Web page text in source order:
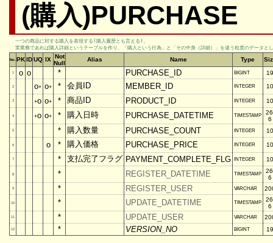
(購入)PURCHASE
一つの商品に対する購入を表現する(購入履歴とも言える)。
実業務であれば購入詳細というテーブルを作り、「購入という行為」と「その中身（詳細）」を違う粒度のデータ
No. PK ID UQ IX
Not
Null
Alias Name Type
1 o o * PURCHASE_ID BIGINT 19
2 o+ o+ * 会員ID MEMBER_ID INTEGER 10
3 +o o+ * 商品ID PRODUCT_ID INTEGER 10
4 +o o+ * 購入日時 PURCHASE_DATETIME TIMESTAMP
6
5 * 購入数量 PURCHASE_COUNT INTEGER 10
6 o * 購入価格 PURCHASE_PRICE INTEGER 10
7 * 支払完了フラグ PAYMENT_COMPLETE_FLG INTEGER 10
8 * REGISTER_DATETIME TIMESTAMP
6
9 * REGISTER_USER VARCHAR
10 * UPDATE_DATETIME TIMESTAMP
6
11 * UPDATE_USER VARCHAR
12 * VERSION_NO BIGINT 19